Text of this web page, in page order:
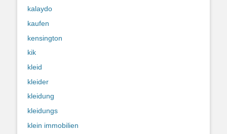
kalaydo
kaufen
kensington
kik
kleid
kleider
kleidung
kleidungs
klein immobilien